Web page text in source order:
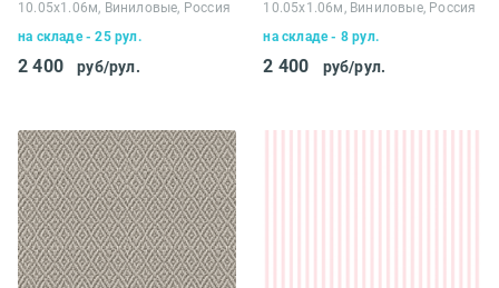
10.05х1.06м, Виниловые, Россия
на складе - 25 рул.
2 400 руб/рул.
10.05х1.06м, Виниловые, Россия
на складе - 8 рул.
2 400 руб/рул.